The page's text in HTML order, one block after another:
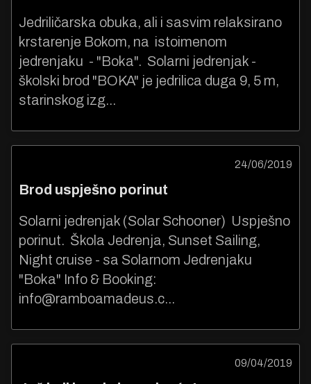
Jedriličarska obuka, ali i sasvim relaksirano
krstarenje Bokom, na istoimenom
jedrenjaku - "Boka". Solarni jedrenjak -
školski brod "BOKA" je jedrilica duga 9, 5 m,
starinskog izg...
24/06/2019
Brod uspješno porinut
Solarni jedrenjak (Solar Schooner) Uspješno
porinut. Škola Jedrenja, Sunset Sailing,
Night cruise - sa Solarnom Jedrenjaku
"Boka" Info & Booking:
info@ramboamadeus.c...
09/04/2019